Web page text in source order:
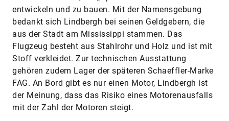
entwickeln und zu bauen. Mit der Namensgebung
bedankt sich Lindbergh bei seinen Geldgebern, die
aus der Stadt am Mississippi stammen. Das
Flugzeug besteht aus Stahlrohr und Holz und ist mit
Stoff verkleidet. Zur technischen Ausstattung
gehören zudem Lager der späteren Schaeffler-Marke
FAG. An Bord gibt es nur einen Motor, Lindbergh ist
der Meinung, dass das Risiko eines Motorenausfalls
mit der Zahl der Motoren steigt.